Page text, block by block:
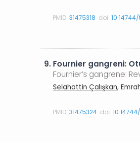
PMID:31475318 doi:
9. Fournier gangreni:
Fournier’s gangrene:
Selahattin Çalışkan,
PMID:31475324 doi: